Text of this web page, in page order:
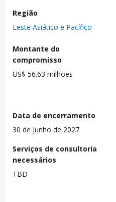
Região
Leste Asiático e Pacífico
Montante do
compromisso
US$ 56.63 milhões
Data de encerramento
30 de junho de 2027
Serviços de consultoria
necessários
TBD